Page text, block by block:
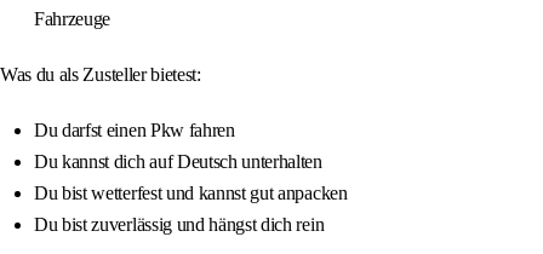
Fahrzeuge
Was du als Zusteller bietest:
Du darfst einen Pkw fahren
Du kannst dich auf Deutsch unterhalten
Du bist wetterfest und kannst gut anpacken
Du bist zuverlässig und hängst dich rein